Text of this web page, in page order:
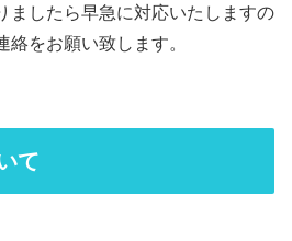
ましたら早急に対応いたしますの
をお願い致します。
て